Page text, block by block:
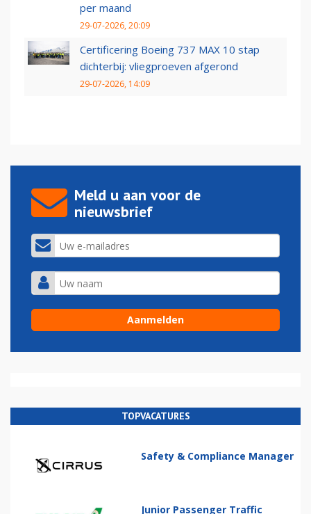
per maand
29-07-2026, 20:09
Certificering Boeing 737 MAX 10 stap
dichterbij: vliegproeven afgerond
29-07-2026, 14:09
Meld u aan voor de
nieuwsbrief
TOPVACATURES
Safety & Compliance Manager
Junior Passenger Traffic